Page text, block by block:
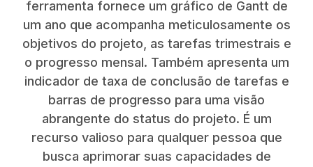
ferramenta fornece um gráfico de Gantt de
um ano que acompanha meticulosamente os
objetivos do projeto, as tarefas trimestrais e
o progresso mensal. Também apresenta um
indicador de taxa de conclusão de tarefas e
barras de progresso para uma visão
abrangente do status do projeto. É um
recurso valioso para qualquer pessoa que
busca aprimorar suas capacidades de